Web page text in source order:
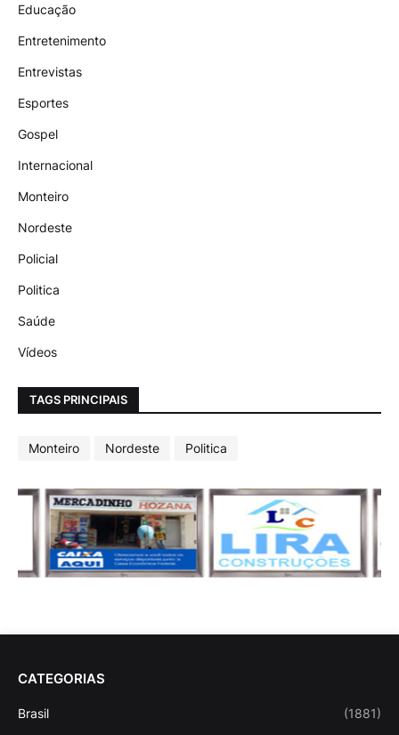
Educação
Entretenimento
Entrevistas
Esportes
Gospel
Internacional
Monteiro
Nordeste
Policial
Politica
Saúde
Vídeos
TAGS PRINCIPAIS
Monteiro Nordeste Politica
CATEGORIAS
Brasil (1881)